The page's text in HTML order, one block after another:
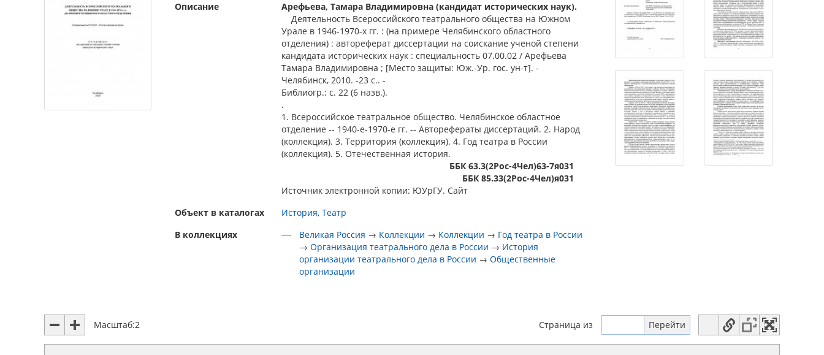
Описание
Арефьева, Тамара Владимировна (кандидат исторических наук).
Деятельность Всероссийского театрального общества на Южном
Урале в 1946-1970-х гг. : (на примере Челябинского областного
отделения) : автореферат диссертации на соискание ученой степени
кандидата исторических наук : специальность 07.00.02 / Арефьева
Тамара Владимировна ; [Место защиты: Юж.-Ур. гос. ун-т]. -
Челябинск, 2010. -23 с.. -
Библиогр.: с. 22 (6 назв.).
.
1. Всероссийское театральное общество. Челябинское областное
отделение -- 1940-е-1970-е гг. -- Авторефераты диссертаций. 2. Народ
(коллекция). 3. Территория (коллекция). 4. Год театра в России
(коллекция). 5. Отечественная история.
ББК 63.3(2Рос-4Чел)63-7я031
ББК 85.33(2Рос-4Чел)я031
Источник электронной копии: ЮУрГУ. Сайт
Объект в каталогах
История Театр
В коллекциях
Великая Россия → Коллекции → Коллекции → Год театра в России
→Организация театрального дела в России → История
организации театрального дела в России →Общественные
организации
Масштаб:2 Страница из